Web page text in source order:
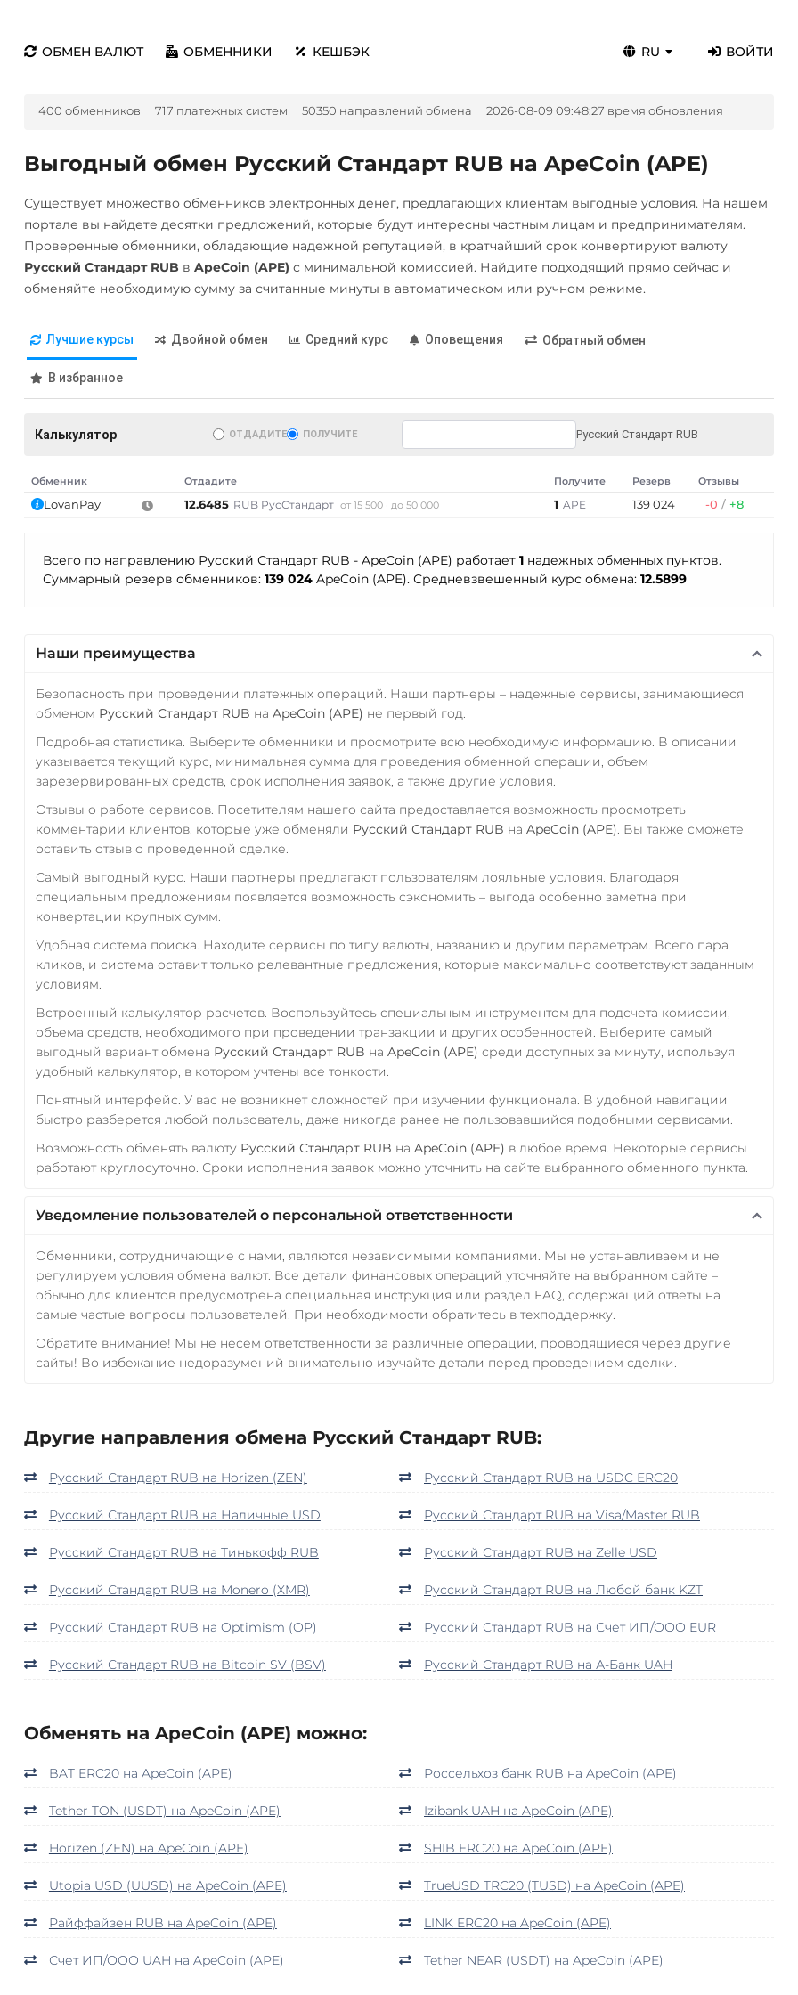
ОБМЕН ВАЛЮТ ОБМЕННИКИ КЕШБЭК RU ВОЙТИ
400 обменников 717 платежных систем 50350 направлений обмена 2026-08-09 09:48:27 время обновления
Выгодный обмен Русский Стандарт RUB на ApeCoin (APE)
Существует множество обменников электронных денег, предлагающих клиентам выгодные условия. На нашем
портале вы найдете десятки предложений, которые будут интересны частным лицам и предпринимателям.
Проверенные обменники, обладающие надежной репутацией, в кратчайший срок конвертируют валюту
Русский Стандарт RUB в ApeCoin (APE) с минимальной комиссией. Найдите подходящий прямо сейчас и
обменяйте необходимую сумму за считанные минуты в автоматическом или ручном режиме.
Лучшие курсы Двойной обмен Средний курс Оповещения Обратный обмен
В избранное
Калькулятор ОТДАДИТЕ ПОЛУЧИТЕ Русский Стандарт RUB
Обменник Отдадите Получите Резерв Отзывы
LovanPay 12.6485 RUB РусСтандарт от 15 500 до 50 000 1 APE 139 024 -0 / +8
Всего по направлению Русский Стандарт RUB - ApeCoin (APE) работает 1надежных обменных пунктов.
Суммарный резерв обменников: 139 024ApeCoin (APE). Средневзвешенный курс обмена: 12.5899
Наши преимущества
Безопасность при проведении платежных операций. Наши партнеры – надежные сервисы, занимающиеся
обменом Русский Стандарт RUB на ApeCoin (APE) не первый год.
Подробная статистика. Выберите обменники и просмотрите всю необходимую информацию. В описании
указывается текущий курс, минимальная сумма для проведения обменной операции, объем
зарезервированных средств, срок исполнения заявок, а также другие условия.
Отзывы о работе сервисов. Посетителям нашего сайта предоставляется возможность просмотреть
комментарии клиентов, которые уже обменяли Русский Стандарт RUB на ApeCoin (APE). Вы также сможете
оставить отзыв о проведенной сделке.
Самый выгодный курс. Наши партнеры предлагают пользователям лояльные условия. Благодаря
специальным предложениям появляется возможность сэкономить – выгода особенно заметна при
конвертации крупных сумм.
Удобная система поиска. Находите сервисы по типу валюты, названию и другим параметрам. Всего пара
кликов, и система оставит только релевантные предложения, которые максимально соответствуют заданным
условиям.
Встроенный калькулятор расчетов. Воспользуйтесь специальным инструментом для подсчета комиссии,
объема средств, необходимого при проведении транзакции и других особенностей. Выберите самый
выгодный вариант обмена Русский Стандарт RUB на ApeCoin (APE) среди доступных за минуту, используя
удобный калькулятор, в котором учтены все тонкости.
Понятный интерфейс. У вас не возникнет сложностей при изучении функционала. В удобной навигации
быстро разберется любой пользователь, даже никогда ранее не пользовавшийся подобными сервисами.
Возможность обменять валюту Русский Стандарт RUB на ApeCoin (APE) в любое время. Некоторые сервисы
работают круглосуточно. Сроки исполнения заявок можно уточнить на сайте выбранного обменного пункта.
Уведомление пользователей о персональной ответственности
Обменники, сотрудничающие с нами, являются независимыми компаниями. Мы не устанавливаем и не
регулируем условия обмена валют. Все детали финансовых операций уточняйте на выбранном сайте –
обычно для клиентов предусмотрена специальная инструкция или раздел FAQ, содержащий ответы на
самые частые вопросы пользователей. При необходимости обратитесь в техподдержку.
Обратите внимание! Мы не несем ответственности за различные операции, проводящиеся через другие
сайты! Во избежание недоразумений внимательно изучайте детали перед проведением сделки.
Другие направления обмена Русский Стандарт RUB:
Русский Стандарт RUB на Horizen (ZEN) Русский Стандарт RUB на USDC ERC20
Русский Стандарт RUB на Наличные USD Русский Стандарт RUB на Visa/Master RUB
Русский Стандарт RUB на Тинькофф RUB Русский Стандарт RUB на Zelle USD
Русский Стандарт RUB на Monero (XMR) Русский Стандарт RUB на Любой банк KZT
Русский Стандарт RUB на Optimism (OP) Русский Стандарт RUB на Счет ИП/ООО EUR
Русский Стандарт RUB на Bitcoin SV (BSV) Русский Стандарт RUB на А-Банк UAH
Обменять на ApeCoin (APE) можно:
BAT ERC20 на ApeCoin (APE) Россельхоз банк RUB на ApeCoin (APE)
Tether TON (USDT) на ApeCoin (APE) Izibank UAH на ApeCoin (APE)
Horizen (ZEN) на ApeCoin (APE) SHIB ERC20 на ApeCoin (APE)
Utopia USD (UUSD) на ApeCoin (APE) TrueUSD TRC20 (TUSD) на ApeCoin (APE)
Райффайзен RUB на ApeCoin (APE) LINK ERC20 на ApeCoin (APE)
Счет ИП/ООО UAH на ApeCoin (APE) Tether NEAR (USDT) на ApeCoin (APE)